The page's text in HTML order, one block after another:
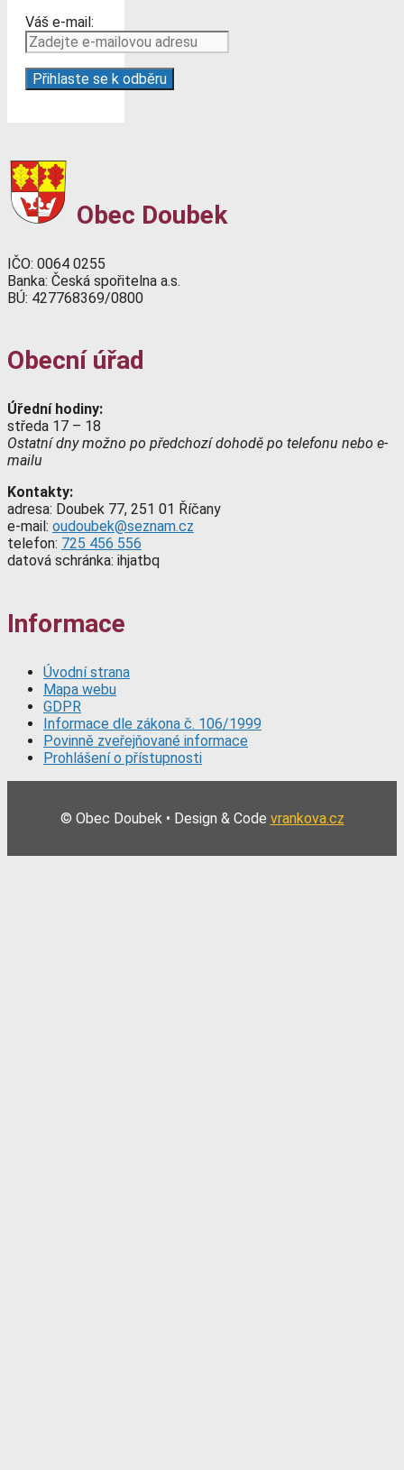
Váš e-mail:
Obec Doubek
IČO: 0064 0255
Banka: Česká spořitelna a.s.
BÚ: 427768369/0800
Obecní úřad
Úřední hodiny:
středa 17 – 18
Ostatní dny možno po předchozí dohodě po telefonu nebo e-
mailu
Kontakty:
adresa: Doubek 77, 251 01 Říčany
e-mail: oudoubek@seznam.cz
telefon: 725 456 556
datová schránka: ihjatbq
Informace
Úvodní strana
Mapa webu
GDPR
Informace dle zákona č. 106/1999
Povinně zveřejňované informace
Prohlášení o přístupnosti
© Obec Doubek • Design & Code vrankova.cz